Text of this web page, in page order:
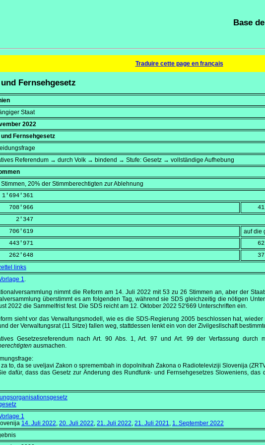
Base
Traduire cette page en français
Fernsehgesetz
Staat
2022
und Fernsehgesetz
Referendum → durch Volk → bindend → Stufe: Gesetz → vollständige Aufhebung
20% der Stimmberechtigten zur Ablehnung
1'694'361
708'966
2'347
706'619
auf die
443'971
262'648
links
1.
nimmt die Reform am 14. Juli 2022 mit 53 zu 26 Stimmen an, aber der
überstimmt es am folgenden Tag, während sie SDS gleichzeitig die nötigen
2022 die Sammelfrist fest. Die SDS reicht am 12. Oktober 2022 52'669 Unterschriften ein.
sieht vor das Verwaltungsmodell, wie es die SDS-Regierung 2005 beschlossen hat,
der Verwaltungsrat (11 Sitze) fallen weg, stattdessen lenkt ein von der Zivilgesllschaft
Gesetzesreferendum nach Art. 90 Abs. 1, Art. 97 und Art. 99 der Verfassung durch
ausmachen.
za to, da se uveljavi Zakon o spremembah in dopolnitvah Zakona o Radioteleviziji Slovenija
dafür, dass das Gesetz zur Änderung des Rundfunk- und Fernsehgesetzes Sloweniens,
1
14. Juli 2022, 20. Juli 2022, 21. Juli 2022, 21. Juli 2021, 1. September 2022